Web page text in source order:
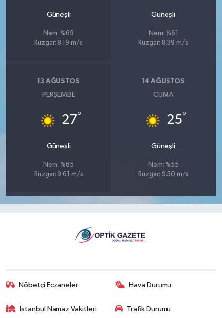
Güneşli
Nem: %69
Rüzgar: 8.19 m/s
Güneşli
Nem: %61
Rüzgar: 8.39 m/s
13 AĞUSTOS
PERŞEMBE
27°
Güneşli
Nem: %65
Rüzgar: 9.61 m/s
14 AĞUSTOS
CUMA
25°
Güneşli
Nem: %55
Rüzgar: 9.50 m/s
Nöbetçi Eczaneler Hava Durumu
İstanbul Namaz Vakitleri Trafik Durumu